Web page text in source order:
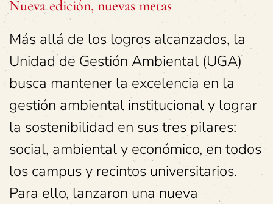
Nueva edición, nuevas metas
Más allá de los logros alcanzados, la
Unidad de Gestión Ambiental (UGA)
busca mantener la excelencia en la
gestión ambiental institucional y lograr
la sostenibilidad en sus tres pilares:
social, ambiental y económico, en todos
los campus y recintos universitarios.
Para ello, lanzaron una nueva